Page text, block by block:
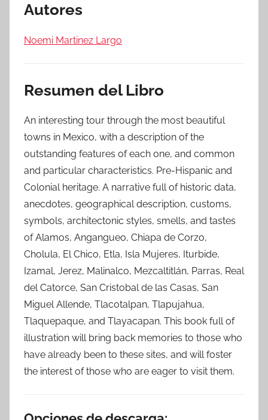
Autores
Noemi Martinez Largo
Resumen del Libro
An interesting tour through the most beautiful
towns in Mexico, with a description of the
outstanding features of each one, and common
and particular characteristics. Pre-Hispanic and
Colonial heritage. A narrative full of historic data,
anecdotes, geographical description, customs,
symbols, architectonic styles, smells, and tastes
of Alamos, Angangueo, Chiapa de Corzo,
Cholula, El Chico, Etla, Isla Mujeres, Iturbide,
Izamal, Jerez, Malinalco, Mezcaltitlán, Parras, Real
del Catorce, San Cristobal de las Casas, San
Miguel Allende, Tlacotalpan, Tlapujahua,
Tlaquepaque, and Tlayacapan. This book full of
illustration will bring back memories to those who
have already been to these sites, and will foster
the interest of those who are eager to visit them.